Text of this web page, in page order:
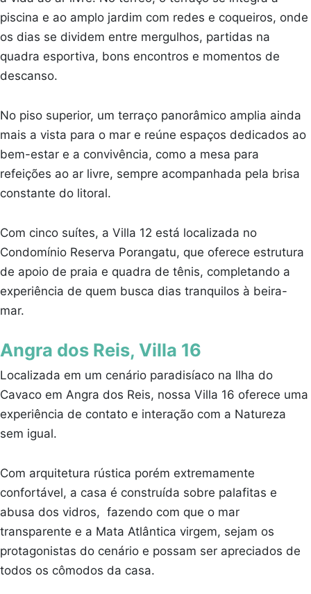
piscina e ao amplo jardim com redes e coqueiros, onde
os dias se dividem entre mergulhos, partidas na
quadra esportiva, bons encontros e momentos de
descanso.
No piso superior, um terraço panorâmico amplia ainda
mais a vista para o mar e reúne espaços dedicados ao
bem-estar e a convivência, como a mesa para
refeições ao ar livre, sempre acompanhada pela brisa
constante do litoral.
Com cinco suítes, a Villa 12 está localizada no
Condomínio Reserva Porangatu, que oferece estrutura
de apoio de praia e quadra de tênis, completando a
experiência de quem busca dias tranquilos à beira-
mar.
Angra dos Reis, Villa 16
Localizada em um cenário paradisíaco na Ilha do
Cavaco em Angra dos Reis, nossa Villa 16 oferece uma
experiência de contato e interação com a Natureza
sem igual.
Com arquitetura rústica porém extremamente
confortável, a casa é construída sobre palafitas e
abusa dos vidros, fazendo com que o mar
transparente e a Mata Atlântica virgem, sejam os
protagonistas do cenário e possam ser apreciados de
todos os cômodos da casa.